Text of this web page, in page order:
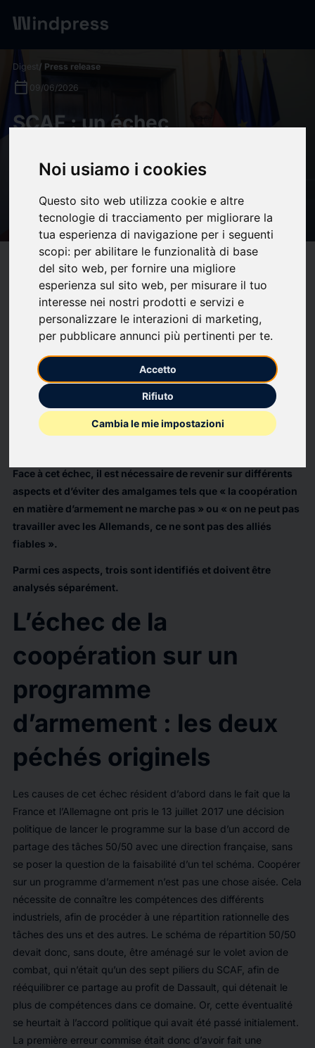
Noi usiamo i cookies
Questo sito web utilizza cookie e altre
tecnologie di tracciamento per migliorare la
tua esperienza di navigazione per i seguenti
scopi: per abilitare le funzionalità di base
del sito web, per fornire una migliore
esperienza sul sito web, per misurare il tuo
interesse nei nostri prodotti e servizi e
personalizzare le interazioni di marketing,
per pubblicare annunci più pertinenti per te.
Accetto
Rifiuto
Cambia le mie impostazioni
Digest/ Press release
calendar_today 09/06/2026
SCAF : un échec
coopération industrielle de
défense et pour l’Europe -
IRIS
Compatibility help
(0)bookmark_borderupload Share
L’abandon du système de combat aérien futur (SCAF),
programme en coopération entre la France, l’Allemagne et
l’Espagne, annoncé par l’Allemagne le 9 juin 2026 n’est pas
une surprise, tant nous connaissons, depuis déjà plusieurs
années, les difficultés d’entente de la France et de
l’Allemagne et surtout des deux principaux industriels
Dassault et Airbus. Nous pouvons même parler d’une
Face à cet échec, il est nécessaire de revenir sur différents
aspects et d’éviter des amalgames tels que « la coopération
en matière d’armement ne marche pas » ou « on ne peut pas
travailler avec les Allemands, ce ne sont pas des alliés
fiables ».
Parmi ces aspects, trois sont identifiés et doivent être
analysés séparément.
L’échec de la
coopération sur un
programme
d’armement : les deux
péchés originels
Les causes de cet échec résident d’abord dans le fait que la
France et l’Allemagne ont pris le 13 juillet 2017 une décision
politique de lancer le programme sur la base d’un accord de
partage des tâches 50/50 avec une direction française, sans
se poser la question de la faisabilité d’un tel schéma. Coopérer
sur un programme d’armement n’est pas une chose aisée. Cela
nécessite de connaître les compétences des différents
industriels, afin de procéder à une répartition rationnelle des
tâches des uns et des autres. Le schéma de répartition 50/50
devait donc, sans doute, être aménagé sur le volet avion de
combat, qui n’était qu’un des sept piliers du SCAF, afin de
rééquilibrer ce partage au profit de Dassault, qui détenait le
plus de compétences dans ce domaine. Or, cette éventualité
se heurtait à l’accord politique qui avait été passé initialement.
La première erreur commise était donc d’avoir fait une